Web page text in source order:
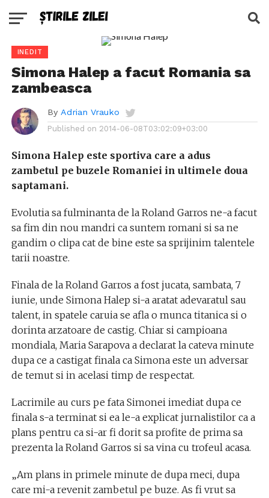
INEDIT
Simona Halep a facut Romania sa
zambeasca
By Adrian Vrauko
Published on 2014-06-08T03:02:09+03:00
Simona Halep este sportiva care a adus
zambetul pe buzele Romaniei in ultimele doua
saptamani.
Evolutia sa fulminanta de la Roland Garros ne-a facut
sa fim din nou mandri ca suntem romani si sa ne
gandim o clipa cat de bine este sa sprijinim talentele
tarii noastre.
Finala de la Roland Garros a fost jucata, sambata, 7
iunie, unde Simona Halep si-a aratat adevaratul sau
talent, in spatele caruia se afla o munca titanica si o
dorinta arzatoare de castig. Chiar si campioana
mondiala, Maria Sarapova a declarat la cateva minute
dupa ce a castigat finala ca Simona este un adversar
de temut si in acelasi timp de respectat.
Lacrimile au curs pe fata Simonei imediat dupa ce
finala s-a terminat si ea le-a explicat jurnalistilor ca a
plans pentru ca si-ar fi dorit sa profite de prima sa
prezenta la Roland Garros si sa vina cu trofeul acasa.
„Am plans in primele minute de dupa meci, dupa
care mi-a revenit zambetul pe buze. As fi vrut sa